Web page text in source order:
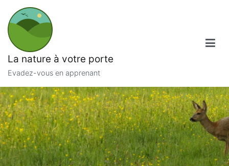
contenu
La nature à votre porte
Evadez-vous en apprenant